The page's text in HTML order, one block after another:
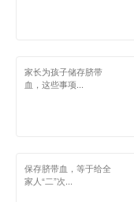
家长为孩子储存脐带
血，这些事项...
保存脐带血，等于给全
家人“二”次...